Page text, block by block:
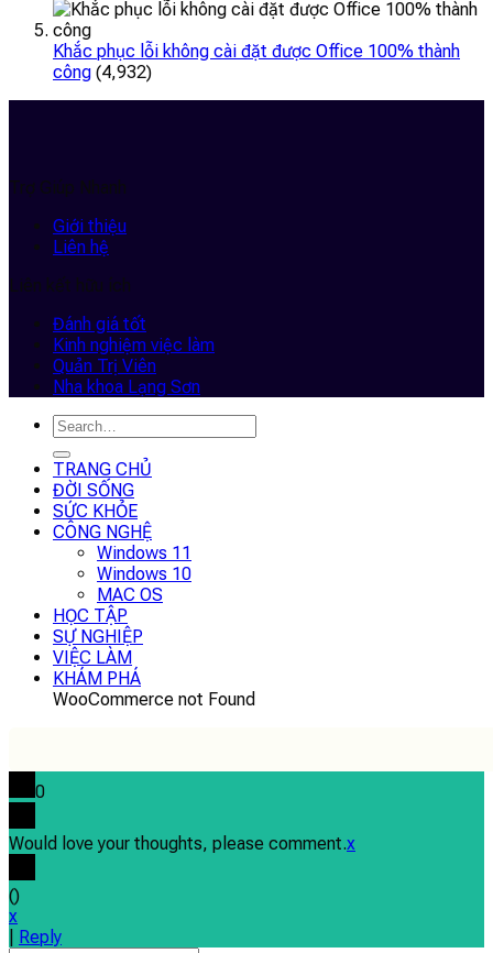
Khắc phục lỗi không cài đặt được Office 100% thành
công (4,932)
Trợ Giúp Nhanh
Giới thiệu
Liên hệ
Liên kết hữu ích
Đánh giá tốt
Kinh nghiệm việc làm
Quản Trị Viên
Nha khoa Lạng Sơn
TRANG CHỦ
ĐỜI SỐNG
SỨC KHỎE
CÔNG NGHỆ
Windows 11
Windows 10
MAC OS
HỌC TẬP
SỰ NGHIỆP
VIỆC LÀM
KHÁM PHÁ
WooCommerce not Found
0
Would love your thoughts, please comment.x
()
x
Reply